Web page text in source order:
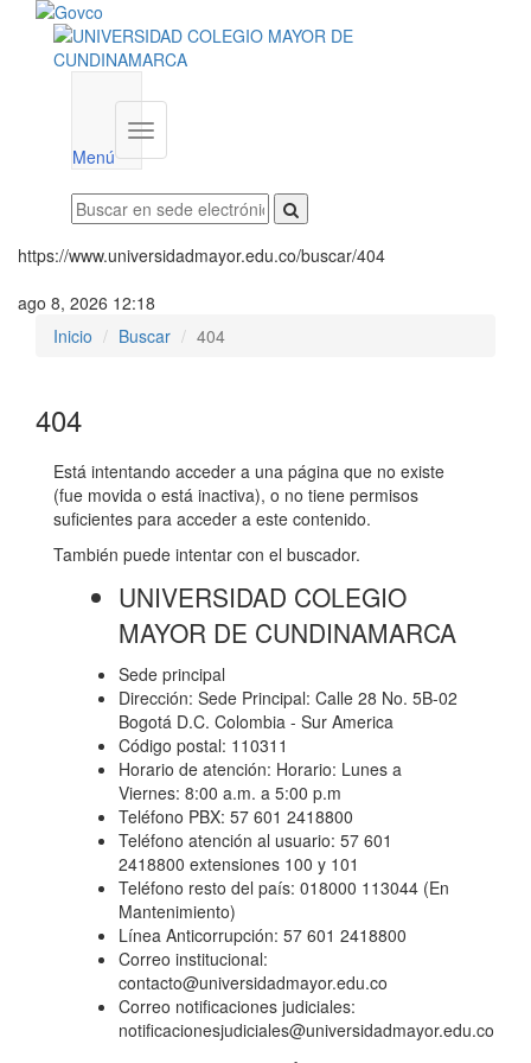
Menú
Menú
institucional
https://www.universidadmayor.edu.co/buscar/404
ago 8, 2026 12:18
Inicio
Buscar 404
404
Está intentando acceder a una página que no existe
(fue movida o está inactiva), o no tiene permisos
suficientes para acceder a este contenido.
También puede intentar con el buscador.
UNIVERSIDAD COLEGIO
MAYOR DE CUNDINAMARCA
Sede principal
Dirección: Sede Principal: Calle 28 No. 5B-02
Bogotá D.C. Colombia - Sur America
Código postal: 110311
Horario de atención: Horario: Lunes a
Viernes: 8:00 a.m. a 5:00 p.m
Teléfono PBX: 57 601 2418800
Teléfono atención al usuario: 57 601
2418800 extensiones 100 y 101
Teléfono resto del país: 018000 113044 (En
Mantenimiento)
Línea Anticorrupción: 57 601 2418800
Correo institucional:
contacto@universidadmayor.edu.co
Correo notificaciones judiciales:
notificacionesjudiciales@universidadmayor.edu.co